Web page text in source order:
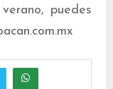
puedes